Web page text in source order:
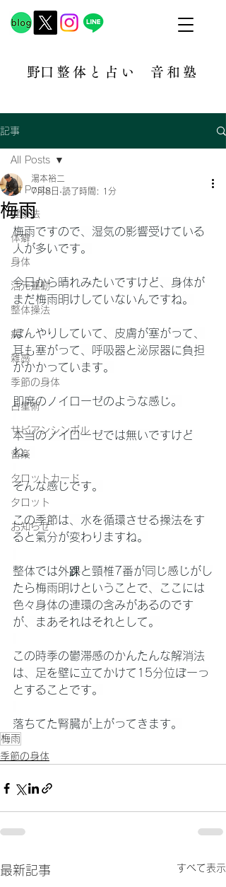
​野口整体と占い 音和塾​
記事
All Posts
健康法
体癖
身体
活元運動
整体操法
病
雑感
季節の身体
占星術
サビアンシンボル
音楽
タロットカード
タロット
お知らせ
All Posts
梅雨
湯本裕二
7月8日 読了時間: 1分
梅雨ですので、湿気の影響受けている
人が多いです。
今日から晴れみたいですけど、身体が
まだ梅雨明けしていないんですね。
ぼんやりしていて、皮膚が塞がって、
耳も塞がって、呼吸器と泌尿器に負担
がかかっています。
即席のノイローゼのような感じ。
本当のノイローゼでは無いですけど
ね。
そんな感じです。
この季節は、水を循環させる操法をす
ると氣分が変わりますね。
整体では外踝と頸椎7番が同じ感じがし
たら梅雨明けということで、ここには
色々身体の連環の含みがあるのです
が、まあそれはそれとして。
この時季の鬱滞感のかんたんな解消法
は、足を壁に立てかけて15分位ぼーっ
とすることです。
落ちてた腎臓が上がってきます。
梅雨
季節の身体
最新記事 すべて表示